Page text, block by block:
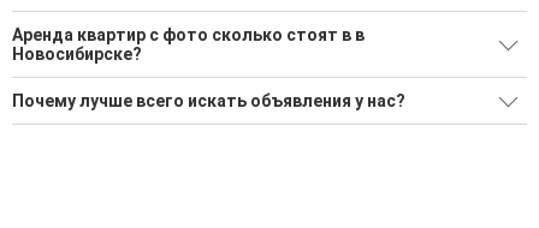
Ищите, как Снять квартиру с фото?
1014 актуальных и проверенных объявлений
Воспользуйтесь нашим поиском по новостройкам, для
подбора подходящего вам варианта
Аренда квартир с фото сколько стоят в в
Новосибирске?
Минимальная цена: 12 000 Р. Максимальная цена: 250 000 Р;
Средняя: 37 126 Р
Почему лучше всего искать объявления у нас?